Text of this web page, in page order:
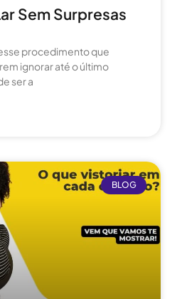
Sem Surpresas
procedimento que
ignorar até o último
ser a
BLOG